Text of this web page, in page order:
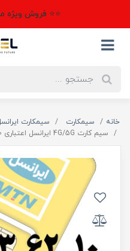
⭐⭐ فروش ویژه
خانه سیمکارت سیمکارت
سیم کارت 4G/5G ایرانسل اعتباری 09046336210